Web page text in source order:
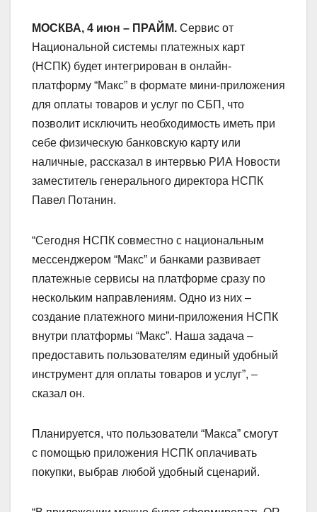
МОСКВА, 4 июн – ПРАЙМ. Сервис от
Национальной системы платежных карт
(НСПК) будет интегрирован в онлайн-
платформу “Макс” в формате мини-приложения
для оплаты товаров и услуг по СБП, что
позволит исключить необходимость иметь при
себе физическую банковскую карту или
наличные, рассказал в интервью РИА Новости
заместитель генерального директора НСПК
Павел Потанин.
“Сегодня НСПК совместно с национальным
мессенджером “Макс” и банками развивает
платежные сервисы на платформе сразу по
нескольким направлениям. Одно из них –
создание платежного мини-приложения НСПК
внутри платформы “Макс”. Наша задача –
предоставить пользователям единый удобный
инструмент для оплаты товаров и услуг”, –
сказал он.
Планируется, что пользователи “Макса” смогут
с помощью приложения НСПК оплачивать
покупки, выбрав любой удобный сценарий.